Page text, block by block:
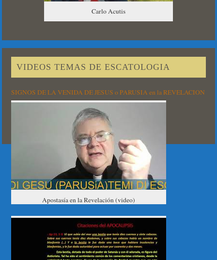
Carlo Acutis
VIDEOS TEMAS DE ESCATOLOGIA
SIGNOS DE LA VENIDA DE JESUS o PARUSIA en la REVELACION
Apostasía en la Revelación (video)